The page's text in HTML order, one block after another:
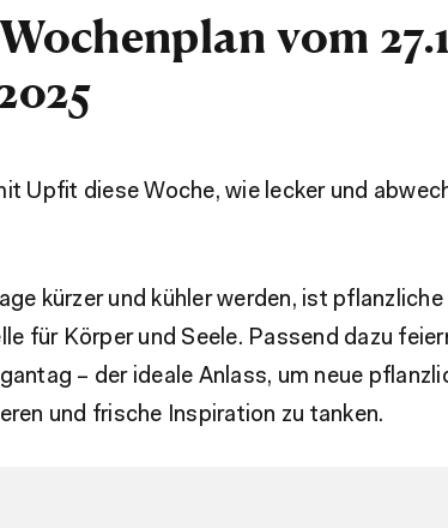
vom
Upfit diese Woche, wie lecker und
kürzer und kühler werden, ist
für Körper und Seele. Passend dazu
– der ideale Anlass, um neue
und frische Inspiration zu tanken.